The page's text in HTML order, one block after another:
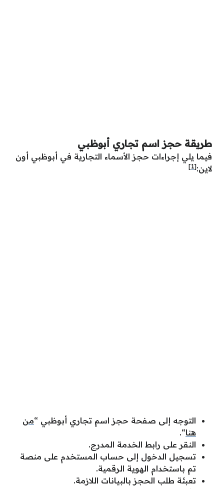
طريقة حجز اسم تجاري أبوظبي
فيما يلي إجراءات حجز الأسماء التجارية في أبوظبي أون
لاين:[1]
التوجه إلى صفحة حجز اسم تجاري أبوظبي “من
هنا“.
النقر على رابط الخدمة المدرج.
تسجيل الدخول إلى حساب المستخدم على منصة
تم باستخدام الهوية الرقمية.
تعبئة طلب الحجز بالبيانات اللازمة.